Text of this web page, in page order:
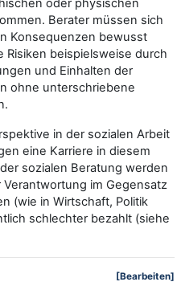
oder physischen
Berater müssen sich
Konsequenzen bewusst
beispielsweise durch
und Einhalten der
ohne unterschriebene
in der sozialen Arbeit
eine Karriere in diesem
sozialen Beratung werden
im Gegensatz
(wie in Wirtschaft, Politik
schlechter bezahlt (siehe
[Bearbeiten]